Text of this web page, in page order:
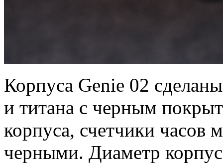
Корпуса Genie 02
и титана с черным
корпуса, счетчики часов
черными. Диаметр